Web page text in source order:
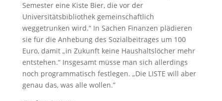
Semester eine Kiste Bier, die vor der
Universitätsbibliothek gemeinschaftlich
weggetrunken wird.“ In Sachen Finanzen plädieren
sie für die Anhebung des Sozialbeitrages um 100
Euro, damit „in Zukunft keine Haushaltslöcher mehr
entstehen.“ Insgesamt müsse man sich allerdings
noch programmatisch festlegen. „Die LISTE will aber
genau das, was alle wollen.”